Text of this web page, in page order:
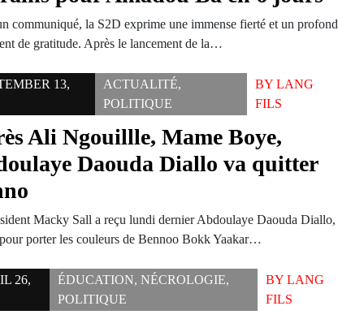
communiqué, la S2D exprime une immense fierté et un profond
de gratitude. Après le lancement de la…
13,
ACTUALITÉ,
POLITIQUE
BYLANG
FILS
Ali Ngouillle, Mame Boye,
Daouda Diallo va quitter
Macky Sall a reçu lundi dernier Abdoulaye Daouda Diallo,
porter les couleurs de Bennoo Bokk Yaakar…
26,
ÉDUCATION,NÉCROLOGIE,
POLITIQUE
BYLANG
FILS